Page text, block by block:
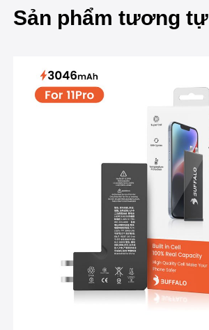
Sản phẩm tương tự